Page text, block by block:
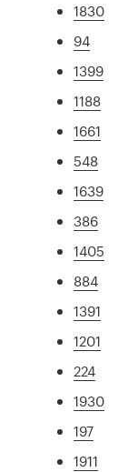
1830
94
1399
1188
1661
548
1639
386
1405
884
1391
1201
224
1930
197
1911